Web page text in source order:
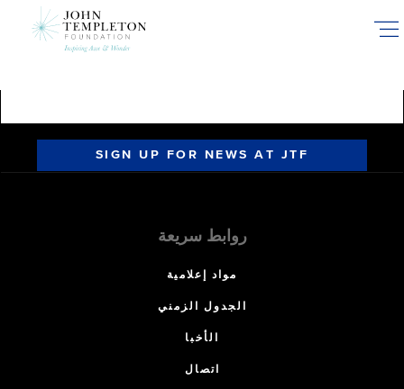
SIGN UP FOR NEWS AT JTF
روابط سريعة
مواد إعلامية
الجدول الزمني
الأخبا
اتصال